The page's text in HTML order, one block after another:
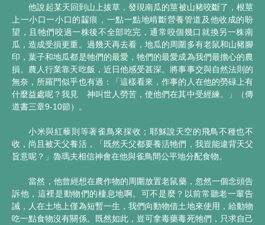
他說起某天回到山上拔草，發現南瓜的莖被山豬咬斷了，根莖
上一小口一小口的齧痕，一點一點地啃斷營養管道及他收成的盼
望，且牠們咬過一株後不全部吃完，通常咬個幾口就換另一株南
瓜，造成受損更重。過幾天再去看，地瓜的周圍多有老鼠和山豬腳
印，葉子和地瓜都是牠們的最愛，牠們的最愛成為我們最擔心的農
損。農人行業靠天吃飯，近日他感受甚深。將事事交與自然法則的
無奈，所羅門似乎也有過：「這樣看來，作事的人在他的勞碌上有
什麼益處呢？我見 神叫世人勞苦，使他們在其中受經練。」（傳
道書三章9-10節）。
小米與紅藜則等著雀鳥來採收；耶穌說天空的飛鳥不種也不
收，尚且被天父養活，「既然天父都要養活牠們，我豈能違背天父
旨意呢？」魯瑪夫相信神會在他與雀鳥間公平地分配食物。
當然，他曾經想在農作物的周圍放置老鼠藥，忽然一個念頭告
訴他，這裡是動物們的棲息地啊。可不是麼？以前常聽老一輩告
誡，人在土地上僅為短暫一生，我們向動物借土地來使用，給動物
吃一點食物沒有關係。既然如此，豈可拿毒藥毒死牠們，只求自己